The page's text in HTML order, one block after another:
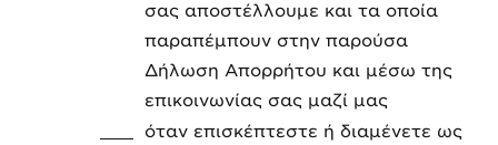
σας αποστέλλουμε και τα οποία
παραπέμπουν στην παρούσα
Δήλωση Απορρήτου και μέσω της
επικοινωνίας σας μαζί μας
όταν επισκέπτεστε ή διαμένετε ως